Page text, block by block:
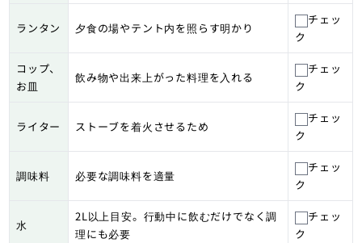
ランタン 夕食の場やテント内を照らす明かり
チェッ
ク
コップ、
お皿
飲み物や出来上がった料理を入れる
チェッ
ク
ライター ストーブを着火させるため
チェッ
ク
調味料 必要な調味料を適量
チェッ
ク
水
2L以上目安。行動中に飲むだけでなく調
理にも必要
チェッ
ク